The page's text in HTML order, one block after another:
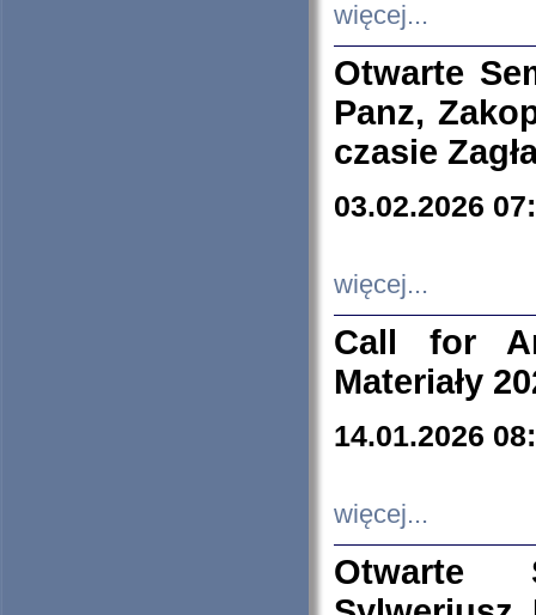
więcej...
Otwarte
Panz,
czasie
03.02.2026
więcej...
Call for
Materiały
14.01.2026
więcej...
Otwarte